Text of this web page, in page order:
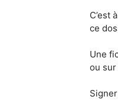
C’est
ce
Une
ou